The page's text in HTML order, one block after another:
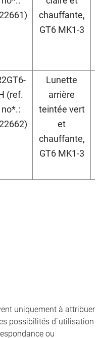
chauffante,
GT6 MK1-3
(ref.
no*.:
Lunette
arrière
teintée vert
et
chauffante,
GT6 MK1-3
uniquement à attribuer
possibilités d`utilisation
ou